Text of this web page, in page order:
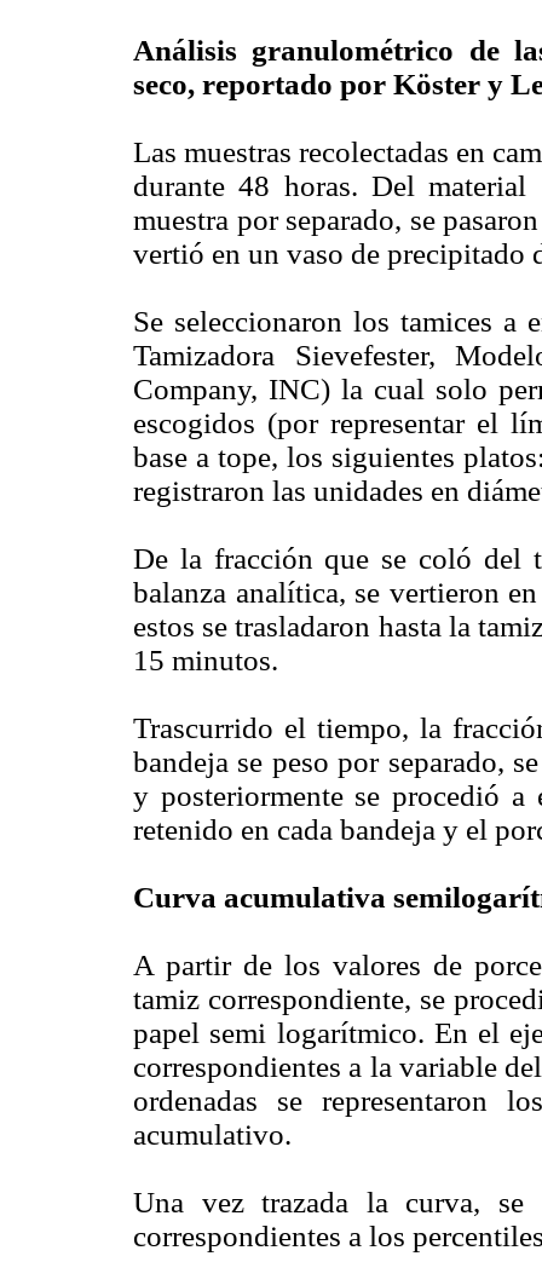
Análisis granulométrico de
seco, reportado por Köster y
Las muestras recolectadas en
durante 48 horas. Del
muestra por separado, se
vertió en un vaso de precipitado
Se seleccionaron los tamices a
Tamizadora Sievefester,
Company, INC) la cual solo
escogidos (por representar el
base a tope, los siguientes
registraron las unidades en
De la fracción que se coló del
balanza analítica, se vertieron
estos se trasladaron hasta la
15 minutos.
Trascurrido el tiempo, la
bandeja se peso por separado,
y posteriormente se procedió a
retenido en cada bandeja y el
Curva acumulativa
A partir de los valores de
tamiz correspondiente, se
papel semi logarítmico. En el
correspondientes a la variable
ordenadas se representaron
acumulativo.
Una vez trazada la curva, se
correspondientes a los